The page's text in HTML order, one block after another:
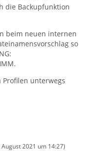
die Backupfunktion
beim neuen internen
so
unterwegs
August 2021 um 14:27)